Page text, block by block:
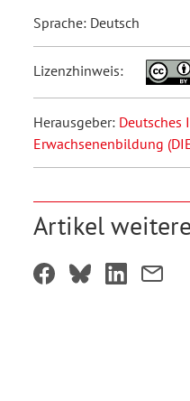
Sprache: Deutsch
Lizenzhinweis:
Herausgeber: Deutsches
Erwachsenenbildung
Artikel